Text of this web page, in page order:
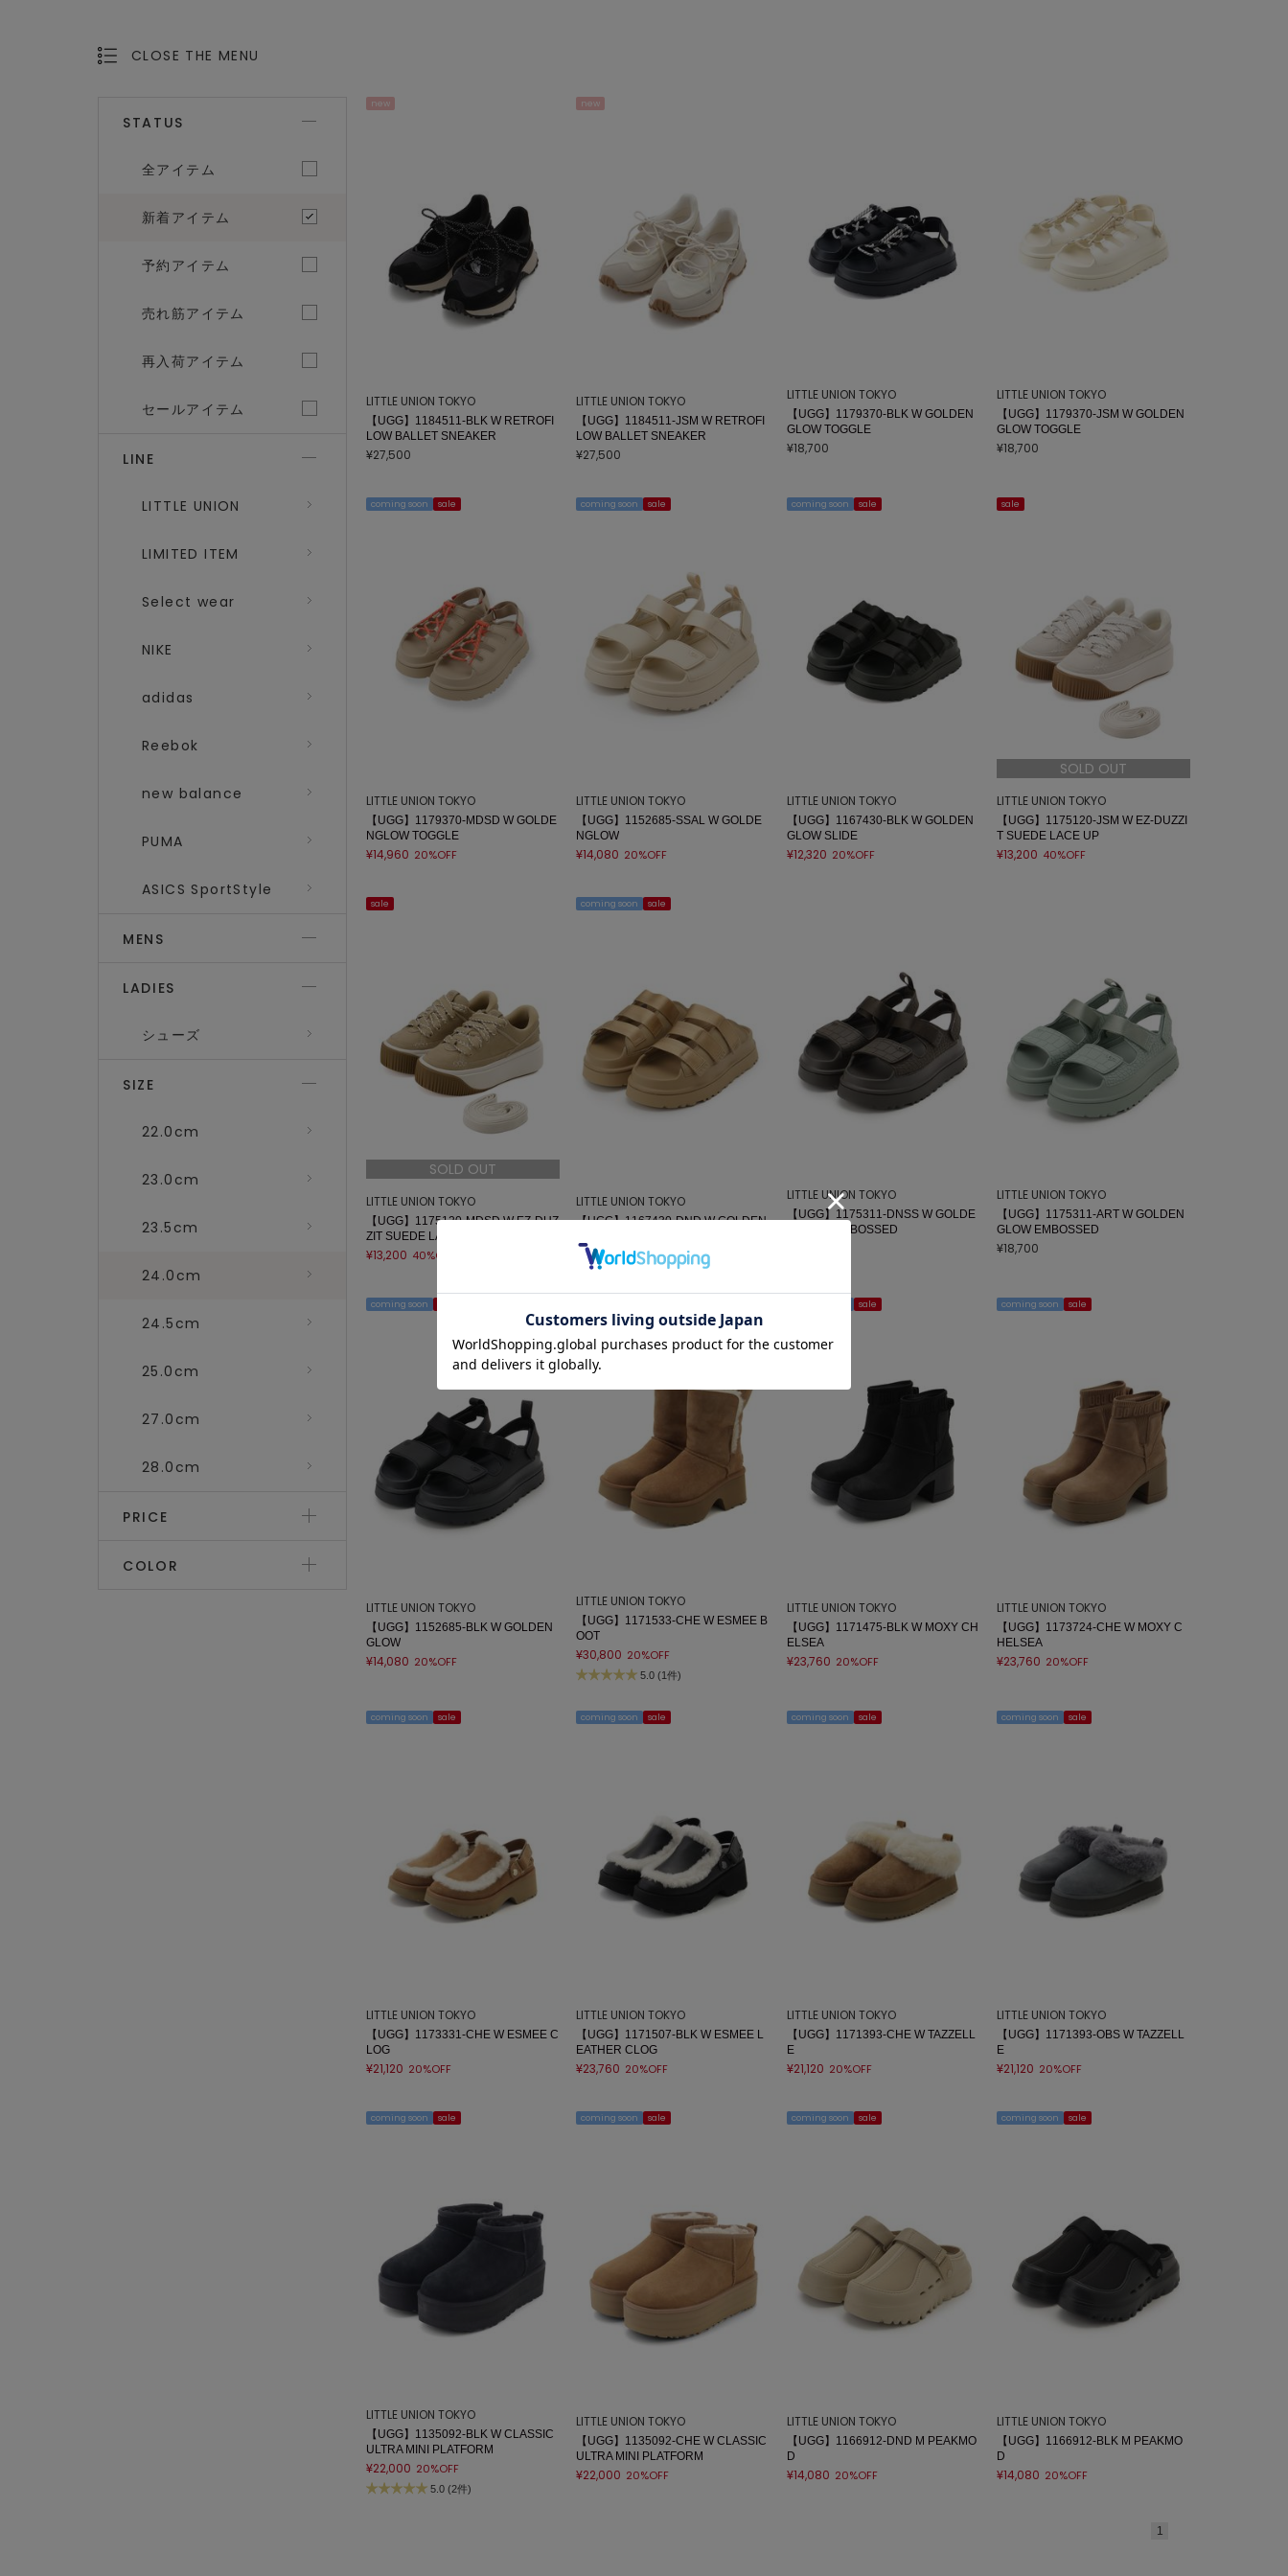
CLOSE THE MENU
STATUS
全アイテム
新着アイテム
予約アイテム
売れ筋アイテム
再入荷アイテム
セールアイテム
LINE
LITTLE UNION
LIMITED ITEM
Select wear
NIKE
adidas
Reebok
new balance
PUMA
ASICS SportStyle
MENS
LADIES
シューズ
SIZE
22.0cm
23.0cm
23.5cm
24.0cm
24.5cm
25.0cm
27.0cm
28.0cm
PRICE
COLOR
new
LITTLE UNION TOKYO
【UGG】1184511-BLK W RETROFI
LOW BALLET SNEAKER
¥27,500
new
LITTLE UNION TOKYO
【UGG】1184511-JSM W RETROFI
LOW BALLET SNEAKER
¥27,500
LITTLE UNION TOKYO
【UGG】1179370-BLK W GOLDEN
GLOW TOGGLE
¥18,700
LITTLE UNION TOKYO
【UGG】1179370-JSM W GOLDEN
GLOW TOGGLE
¥18,700
coming soon sale
LITTLE UNION TOKYO
【UGG】1179370-MDSD W GOLDE
NGLOW TOGGLE
¥14,960 20%OFF
coming soon sale
LITTLE UNION TOKYO
【UGG】1152685-SSAL W GOLDE
NGLOW
¥14,080 20%OFF
coming soon sale
LITTLE UNION TOKYO
【UGG】1167430-BLK W GOLDEN
GLOW SLIDE
¥12,320 20%OFF
sale
SOLD OUT
LITTLE UNION TOKYO
【UGG】1175120-JSM W EZ-DUZZI
T SUEDE LACE UP
¥13,200 40%OFF
sale
SOLD OUT
LITTLE UNION TOKYO
【UGG】1175120-MDSD W EZ-DUZ
ZIT SUEDE LACE UP
¥13,200 40%OFF
coming soon sale
LITTLE UNION TOKYO
【UGG】1167430-DND W GOLDEN
¥12,320 20%OFF
LITTLE UNION TOKYO
【UGG】1175311-DNSS W GOLDE
NGLOW EMBOSSED
LITTLE UNION TOKYO
【UGG】1175311-ART W GOLDEN
GLOW EMBOSSED
¥18,700
coming soon
LITTLE UNION TOKYO
【UGG】1152685-BLK W GOLDEN
GLOW
¥14,080 20%OFF
LITTLE UNION TOKYO
【UGG】1171533-CHE W ESMEE B
OOT
¥30,800 20%OFF
5.0 (1件)
sale
LITTLE UNION TOKYO
【UGG】1171475-BLK W MOXY CH
ELSEA
¥23,760 20%OFF
coming soon sale
LITTLE UNION TOKYO
【UGG】1173724-CHE W MOXY C
HELSEA
¥23,760 20%OFF
coming soon sale
LITTLE UNION TOKYO
【UGG】1173331-CHE W ESMEE C
LOG
¥21,120 20%OFF
coming soon sale
LITTLE UNION TOKYO
【UGG】1171507-BLK W ESMEE L
EATHER CLOG
¥23,760 20%OFF
coming soon sale
LITTLE UNION TOKYO
【UGG】1171393-CHE W TAZZELL
E
¥21,120 20%OFF
coming soon sale
LITTLE UNION TOKYO
【UGG】1171393-OBS W TAZZELL
E
¥21,120 20%OFF
coming soon sale
LITTLE UNION TOKYO
【UGG】1135092-BLK W CLASSIC
ULTRA MINI PLATFORM
¥22,000 20%OFF
5.0 (2件)
coming soon sale
LITTLE UNION TOKYO
【UGG】1135092-CHE W CLASSIC
ULTRA MINI PLATFORM
¥22,000 20%OFF
coming soon sale
LITTLE UNION TOKYO
【UGG】1166912-DND M PEAKMO
D
¥14,080 20%OFF
coming soon sale
LITTLE UNION TOKYO
【UGG】1166912-BLK M PEAKMO
D
¥14,080 20%OFF
1